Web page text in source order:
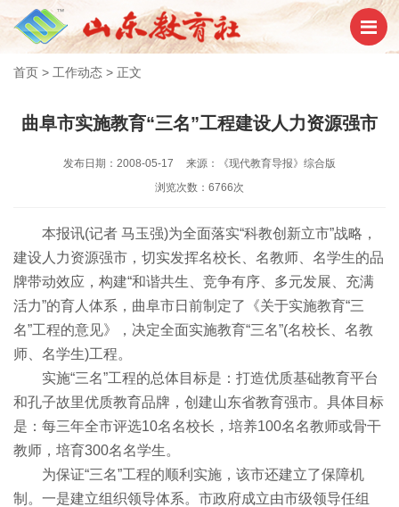
首页 > 工作动态 > 正文
曲阜市实施教育“三名”工程建设人力资源强市
发布日期：2008-05-17
来源：《现代教育导报》综合版
浏览次数：6766次
本报讯(记者 马玉强)为全面落实“科教创新立市”战略，
建设人力资源强市，切实发挥名校长、名教师、名学生的品
牌带动效应，构建“和谐共生、竞争有序、多元发展、充满
活力”的育人体系，曲阜市日前制定了《关于实施教育“三
名”工程的意见》，决定全面实施教育“三名”(名校长、名教
师、名学生)工程。
实施“三名”工程的总体目标是：打造优质基础教育平台
和孔子故里优质教育品牌，创建山东省教育强市。具体目标
是：每三年全市评选10名名校长，培养100名名教师或骨干
教师，培育300名名学生。
为保证“三名”工程的顺利实施，该市还建立了保障机
制。一是建立组织领导体系。市政府成立由市级领导任组